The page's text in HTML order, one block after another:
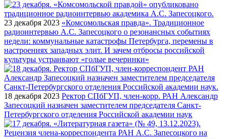
23 декабря 2023 «Комсомольская правда». Традиционное
радиоинтервью А.С. Запесоцкого о резонансных событиях
недели: коммунальные катастрофы Петербурга, перемены в
настроениях западных элит. И зачем отбросы российской
культуры устраивают «голые вечеринки»
18 декабря 2023 Ректор СПбГУП, член-корр. РАН Александр
Запесоцкий назначен заместителем председателя Санкт-
Петербургского отделения Российской академии наук